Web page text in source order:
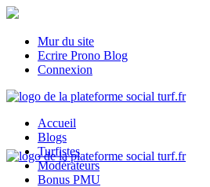
Mur du site
Ecrire Prono Blog
Connexion
Accueil
Blogs
Turfistes
Modérateurs
Bonus PMU